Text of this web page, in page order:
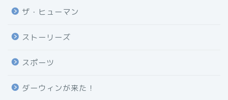
ザ・ヒューマン
ストーリーズ
スポーツ
ダーウィンが来た！